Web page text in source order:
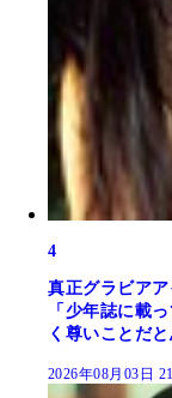
4
真正グラビア
「少年誌に載
く尊いことだと
2026年08月03日